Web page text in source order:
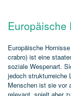
Europäische
Europäische
crabro) ist eine
soziale Wespenart.
jedoch strukturreiche
Menschen ist sie vor
relevant, spielt aber